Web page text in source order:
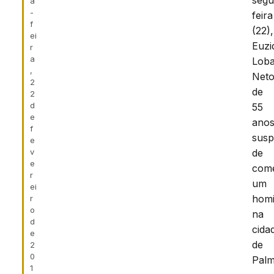
-
f
ei
r
a
,
2
2
d
e
f
e
v
e
r
ei
r
o
d
e
2
0
1
feira
(22),
de
55
de
um
na
de